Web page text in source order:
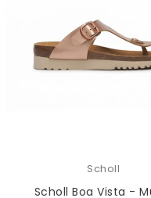
Scholl
Scholl Boa Vista -